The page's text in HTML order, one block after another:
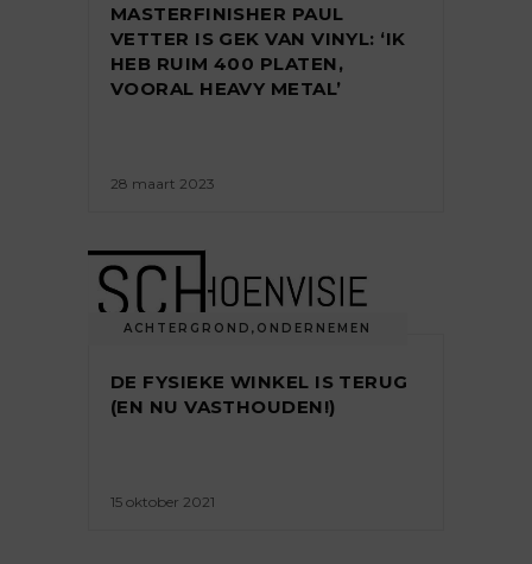
MASTERFINISHER PAUL
VETTER IS GEK VAN VINYL: ‘IK
HEB RUIM 400 PLATEN,
VOORAL HEAVY METAL’
28 maart 2023
ACHTERGROND , ONDERNEMEN
DE FYSIEKE WINKEL IS TERUG
(EN NU VASTHOUDEN!)
15 oktober 2021